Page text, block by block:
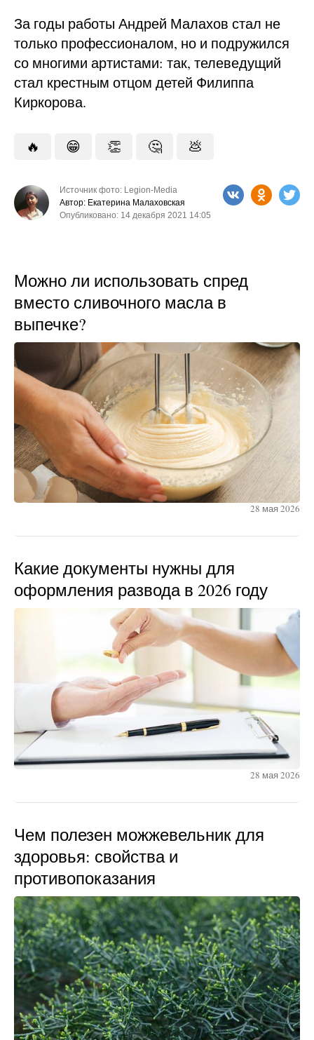
За годы работы Андрей Малахов стал не
только профессионалом, но и подружился
со многими артистами: так, телеведущий
стал крестным отцом детей Филиппа
Киркорова.
🔥 😁 👏 🤔 💩
Источник фото: Legion-Media
Автор: Екатерина Малаховская
Опубликовано: 14 декабря 2021 14:05
Можно ли использовать спред
вместо сливочного масла в
выпечке?
28 мая 2026
Какие документы нужны для
оформления развода в 2026 году
28 мая 2026
Чем полезен можжевельник для
здоровья: свойства и
противопоказания